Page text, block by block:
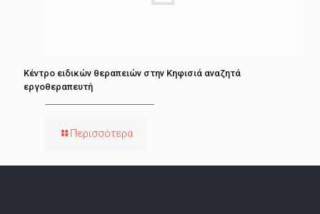
Κέντρο ειδικών θεραπειών στην Κηφισιά αναζητά
εργοθεραπευτή
Περισσότερα